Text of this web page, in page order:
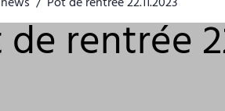
rentrée